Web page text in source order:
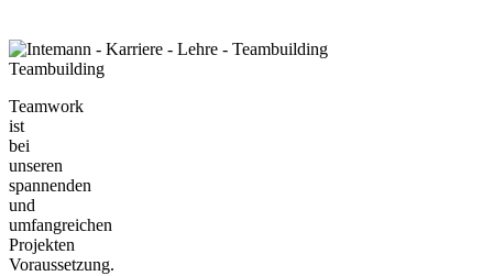
Teambuilding
Teamwork
ist
bei
unseren
spannenden
und
umfangreichen
Projekten
Voraussetzung.